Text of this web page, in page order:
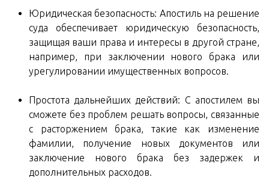
Юридическая безопасность: Апостиль на решение
суда обеспечивает юридическую безопасность,
защищая ваши права и интересы в другой стране,
например, при заключении нового брака или
урегулировании имущественных вопросов.
Простота дальнейших действий: С апостилем вы
сможете без проблем решать вопросы, связанные
с расторжением брака, такие как изменение
фамилии, получение новых документов или
заключение нового брака без задержек и
дополнительных расходов.